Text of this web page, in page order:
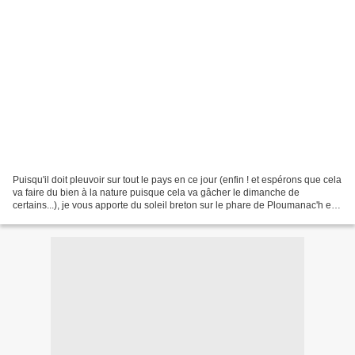
Puisqu'il doit pleuvoir sur tout le pays en ce jour (enfin ! et espérons que cela
va faire du bien à la nature puisque cela va gâcher le dimanche de
certains...), je vous apporte du soleil breton sur le phare de Ploumanac'h et